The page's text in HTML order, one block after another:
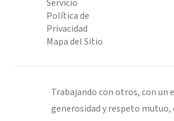
Servicio
Política de
Privacidad
Mapa del Sitio
Trabajando con otros, con un
generosidad y respeto mutuo,